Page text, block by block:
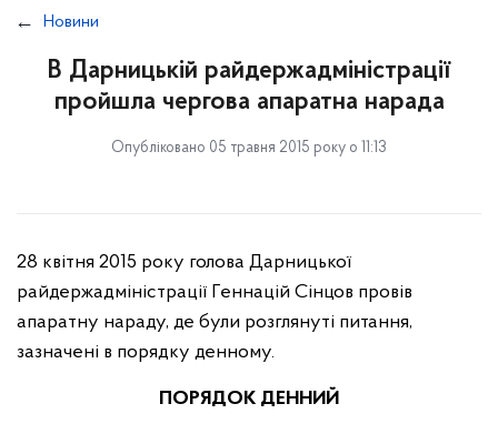
Новини
В Дарницькій райдержадміністрації
пройшла чергова апаратна нарада
Опубліковано 05 травня 2015 року о 11:13
28 квітня 2015 року голова Дарницької
райдержадміністрації Геннацій Сінцов провів
апаратну нараду, де були розглянуті питання,
зазначені в порядку денному.
ПОРЯДОК ДЕННИЙ